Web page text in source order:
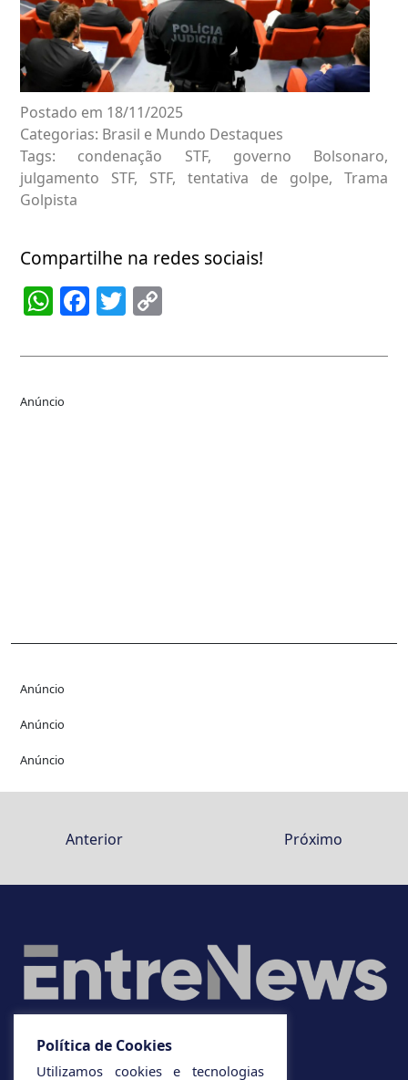
Postado em 18/11/2025
Categorias: Brasil e Mundo Destaques
Tags: condenação STF, governo Bolsonaro,
julgamento STF, STF, tentativa de golpe, Trama
Golpista
Compartilhe na redes sociais!
WhatsApp
Facebook
Twitter
Anúncio
Anúncio
Anúncio
Anúncio
Anterior Próximo
Política de Cookies
Utilizamos cookies e tecnologias